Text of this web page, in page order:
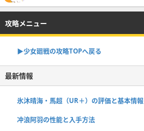
攻略メニュー
▶︎少女廻戦の攻略TOPへ戻る
最新情報
氷沐晴海・馬超（UR＋）の評価と基本情報
冲浪阿羽の性能と入手方法